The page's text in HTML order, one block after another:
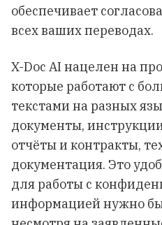
обеспечивает
всех ваших переводах.
X-Doc AI нацелен на
которые работают с
текстами на разных
документы,
отчёты и контракты,
документация. Это
для работы с
информацией нужно